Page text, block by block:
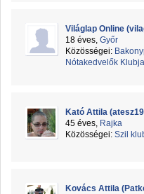
Világlap Online
18 éves, Győr
Közösségei:
Nótakedvelők Klubja
Kató Attila
45 éves, Rajka
Közösségei: Szil
Kovács Attila